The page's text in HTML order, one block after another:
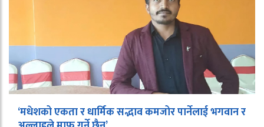
‘मधेशको एकता र धार्मिक सद्भाव कमजोर पार्नेलाई भगवान र